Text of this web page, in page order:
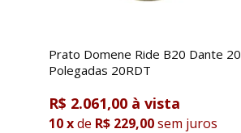
Prato Domene Ride B20 Dante 20
Polegadas 20RDT
R$ 2.061,00
10xde R$ 229,00sem juros